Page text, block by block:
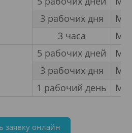
3 рабочих дня
3 часа
5 рабочих дней
3 рабочих дня
1 рабочий день
заявку онлайн